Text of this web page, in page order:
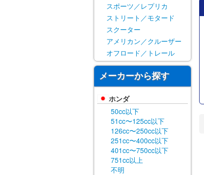
スポーツ／レプリカ
ストリート／モタード
スクーター
アメリカン／クルーザー
オフロード／トレール
メーカーから探す
ホンダ
50cc以下
51cc〜125cc以下
126cc〜250cc以下
251cc〜400cc以下
401cc〜750cc以下
751cc以上
不明